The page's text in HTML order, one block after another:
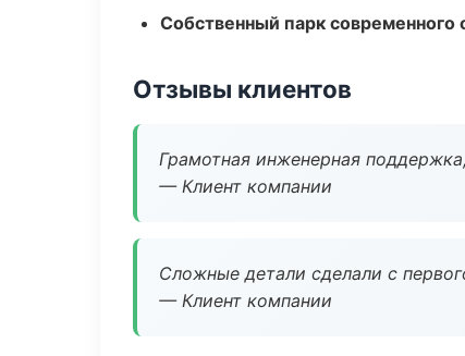
Собственный парк современного
Отзывы клиентов
Грамотная инженерная
— Клиент компании
Сложные детали сделали с
— Клиент компании